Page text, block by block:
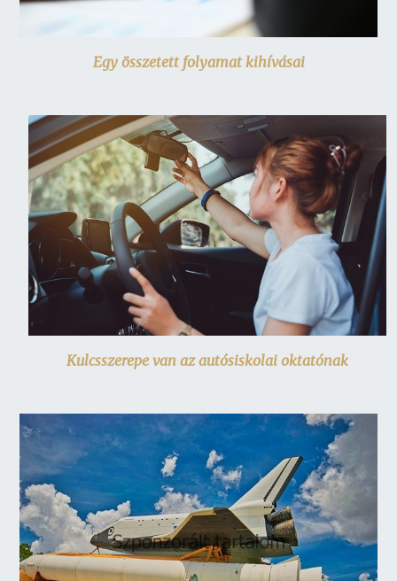
Egy összetett folyamat kihívásai
Kulcsszerepe van az autósiskolai oktatónak